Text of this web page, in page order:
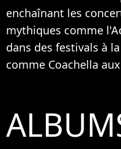
enchaînant les
mythiques comme
dans des festivals à
comme Coachella